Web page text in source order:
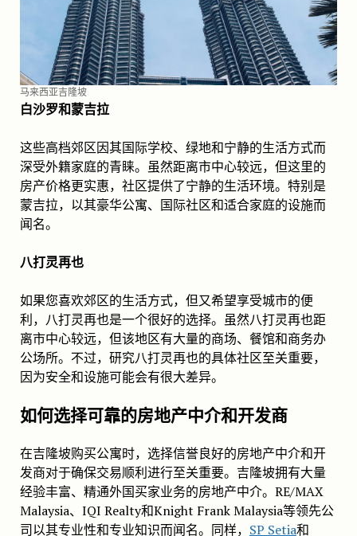
马来西亚吉隆坡
白沙罗和蒙吉拉
这些高档郊区因其国际学校、绿地和宁静的生活方式而
深受外籍家庭的青睐。虽然距离市中心较远，但这里的
房产价格更实惠，社区提供了宁静的生活环境。特别是
蒙吉拉，以其豪华公寓、国际社区和适合家庭的设施而
闻名。
八打灵再也
如果您喜欢郊区的生活方式，但又希望享受城市的便
利，八打灵再也是一个很好的选择。虽然八打灵再也距
离市中心较远，但该地区有大量的商场、餐馆和商务办
公场所。不过，研究八打灵再也的具体社区至关重要，
因为安全和设施可能会有很大差异。
如何选择可靠的房地产中介和开发商
在吉隆坡购买公寓时，选择信誉良好的房地产中介和开
发商对于确保交易顺利进行至关重要。吉隆坡拥有大量
经验丰富、精通外国买家业务的房地产中介。RE/MAX
Malaysia、IQI Realty和Knight Frank Malaysia等领先公
司以其专业性和专业知识而闻名。同样， SP Setia和